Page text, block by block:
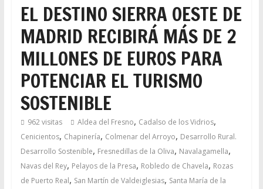
EL DESTINO SIERRA OESTE DE
MADRID RECIBIRÁ MÁS DE 2
MILLONES DE EUROS PARA
POTENCIAR EL TURISMO
SOSTENIBLE
962 visitas Aldea del Fresno, Cadalso de los Vidrios,
Cenicientos, Chapinería, Colmenar del Arroyo, Desarrollo Rural.
Desarrollo Sostenible, Fresnedillas de la Oliva, Navalagamella,
Navas del Rey, Pelayos de la Presa, Robledo de Chavela, Rozas
de Puerto Real, San Martín de Valdeiglesias, Santa María de la